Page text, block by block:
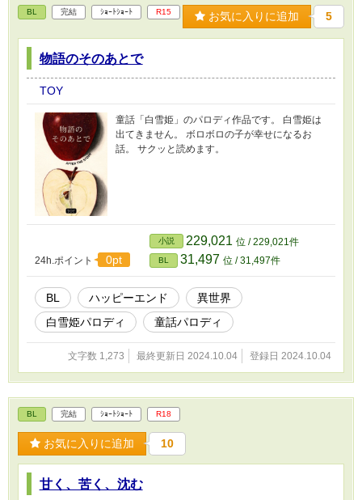
BL 完結 ｼｮｰﾄｼｮｰﾄ R15 お気に入りに追加 5
物語のそのあとで
TOY
童話「白雪姫」のパロディ作品です。 白雪姫は
出てきません。 ボロボロの子が幸せになるお
話。 サクッと読めます。
24h.ポイント 0pt
小説 229,021 位 / 229,021件
BL 31,497 位 / 31,497件
BL ハッピーエンド
異世界
白雪姫パロディ
童話パロディ
文字数 1,273 最終更新日 2024.10.04 登録日 2024.10.04
BL 完結 ｼｮｰﾄｼｮｰﾄ R18
お気に入りに追加 10
甘く、苦く、沈む